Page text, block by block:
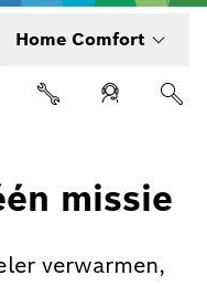
Home Comfort
missie
verwarmen,